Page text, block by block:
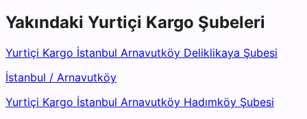
Yakındaki Yurtiçi Kargo Şubeleri
Yurtiçi Kargo İstanbul Arnavutköy Deliklikaya Şubesi
İstanbul / Arnavutköy
Yurtiçi Kargo İstanbul Arnavutköy Hadımköy Şubesi